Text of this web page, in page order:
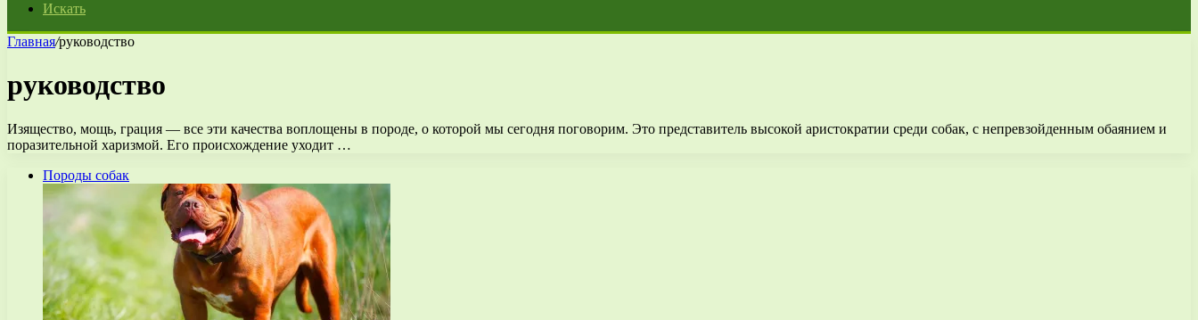
Искать
Главная/руководство
руководство
Изящество, мощь, грация — все эти качества воплощены в породе, о которой мы сегодня поговорим. Это представитель высокой аристократии среди собак, с непревзойденным обаянием и
поразительной харизмой. Его происхождение уходит …
Породы собак